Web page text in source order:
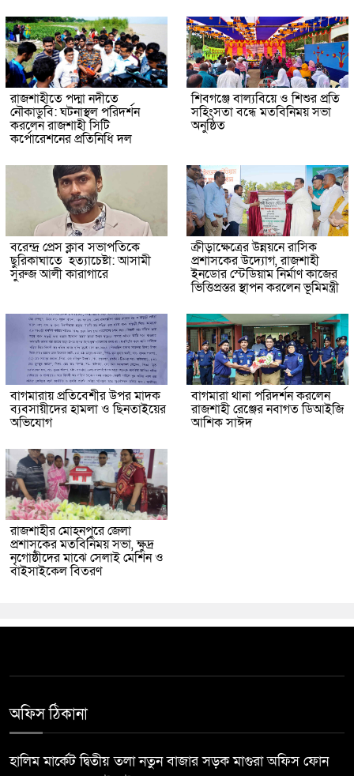
রাজশাহীতে পদ্মা নদীতে
নৌকাডুবি: ঘটনাস্থল পরিদর্শন
করলেন রাজশাহী সিটি
কর্পোরেশনের প্রতিনিধি দল
শিবগঞ্জে বাল্যবিয়ে ও শিশুর প্রতি
সহিংসতা বন্ধে মতবিনিময় সভা
অনুষ্ঠিত
বরেন্দ্র প্রেস ক্লাব সভাপতিকে
ছুরিকাঘাতে হত্যাচেষ্টা: আসামী
সুরুজ আলী কারাগারে
ক্রীড়াক্ষেত্রের উন্নয়নে রাসিক
প্রশাসকের উদ্যোগ, রাজশাহী
ইনডোর স্টেডিয়াম নির্মাণ কাজের
ভিত্তিপ্রস্তর স্থাপন করলেন ভূমিমন্ত্রী
বাগমারায় প্রতিবেশীর উপর মাদক
ব্যবসায়ীদের হামলা ও ছিনতাইয়ের
অভিযোগ
বাগমারা থানা পরিদর্শন করলেন
রাজশাহী রেঞ্জের নবাগত ডিআইজি
আশিক সাঈদ
রাজশাহীর মোহনপুরে জেলা
প্রশাসকের মতবিনিময় সভা, ক্ষুদ্র
নৃগোষ্ঠীদের মাঝে সেলাই মেশিন ও
বাইসাইকেল বিতরণ
অফিস ঠিকানা
হালিম মার্কেট দ্বিতীয় তলা নতুন বাজার সড়ক মাগুরা অফিস ফোন